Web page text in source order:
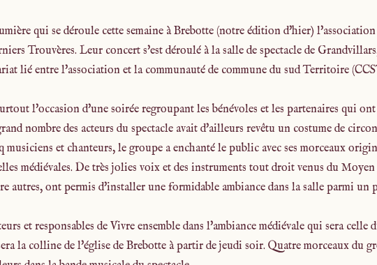
qui se déroule cette semaine à Brebotte (notre édition d'hier)
Trouvères. Leur concert s'est déroulé à la salle de spectacle de
lié entre l'association et la communauté de commune du sud Territoire
l'occasion d'une soirée regroupant les bénévoles et les partenaires qui
nombre des acteurs du spectacle avait d'ailleurs revêtu un costume de
musiciens et chanteurs, le groupe a enchanté le public avec ses morceaux
médiévales. De très jolies voix et des instruments tout droit venus du Moyen
autres, ont permis d'installer une formidable ambiance dans la salle parmi un
et responsables de Vivre ensemble dans l'ambiance médiévale qui sera celle
la colline de l'église de Brebotte à partir de jeudi soir. Quatre morceaux du